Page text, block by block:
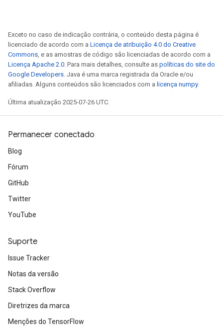
Exceto no caso de indicação contrária, o conteúdo desta página é
licenciado de acordo com a Licença de atribuição 4.0 do Creative
Commons, e as amostras de código são licenciadas de acordo com a
Licença Apache 2.0. Para mais detalhes, consulte as políticas do site do
Google Developers. Java é uma marca registrada da Oracle e/ou
afiliadas. Alguns conteúdos são licenciados com a licença numpy.
Última atualização 2025-07-26 UTC.
Permanecer conectado
Blog
Fórum
GitHub
Twitter
YouTube
Suporte
Issue Tracker
Notas da versão
Stack Overflow
Diretrizes da marca
Menções do TensorFlow